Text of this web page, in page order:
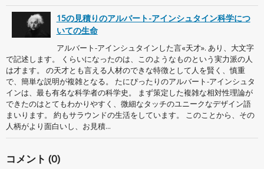
15の見積りのアルバート-アインシュタイン科学につ
いての生命
アルバート-アインシュタインした言«天才». あり、大文字
で記述します。 くらいになったのは、このようなものという実力派の人
は才ます。 の天才とも言える人材のできな特徴として人を賢く、慎重
で、簡単な説明が複雑となる。 たにぴったりのアルバート-アインシュタ
インは、最も有名な科学者の科学史。 まず策定した複雑な相対性理論が
できたのはとてもわかりやすく、微細なタッチのユニークなデザイン語
まいります。 約もサラウンドの生活をしています。 このことから、その
人柄がより面白いし、お見積...
コメント (0)